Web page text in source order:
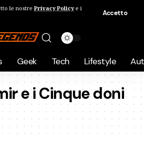
le nostre Privacy Policye i
Accetto
Geek Tech Lifestyle
e i Cinque doni